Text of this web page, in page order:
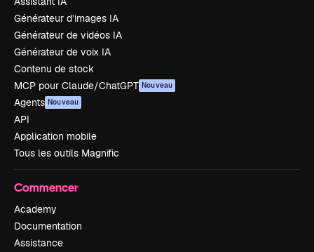
Générateur d’images IA
Générateur de vidéos IA
Générateur de voix IA
Contenu de stock
MCP pour Claude/ChatGPT Nouveau
Agents Nouveau
API
Application mobile
Tous les outils Magnific
Commencer
Academy
Documentation
Assistance